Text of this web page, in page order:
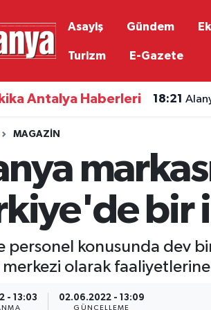
Asayiş Gündem
Turizm E-Gazete
Antalya Haberleri 18:21
MAGAZIN
bir
personel konusunda dev
olarak faaliyetlerine
- 13:03 02.06.2022 - 13:09
GÜNCELLEME
Haritası
ve Fikstür